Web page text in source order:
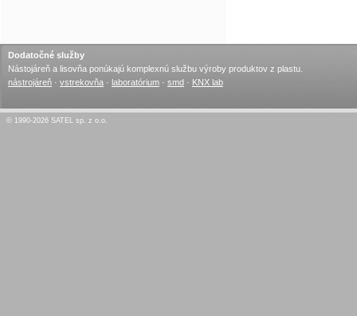
Dodatočné služby
Nástojáreň a lisovňa ponúkajú komplexnú službu výroby produktov z plastu.
nástrojáreň · vstrekovňa · laboratórium · smd · KNX lab
© 1990-2026 SATEL sp. z o.o.